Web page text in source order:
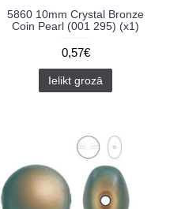
5860 10mm Crystal Bronze
Coin Pearl (001 295) (x1)
0,57€
Ielikt grozā